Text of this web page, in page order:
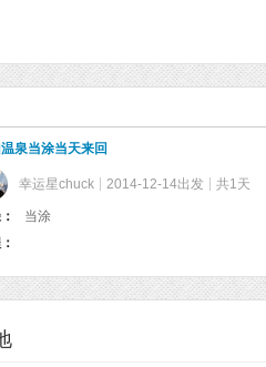
泉当涂当天来回
幸运星chuck 2014-12-14出发 共1天
当涂